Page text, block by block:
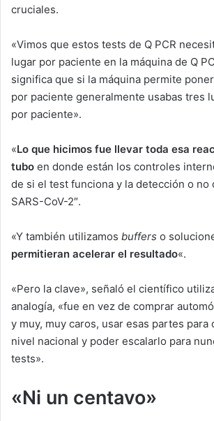
cruciales.
«Vimos que estos tests de Q PCR
lugar por paciente en la máquina de Q
significa que si la máquina permite
por paciente generalmente usabas tres
por paciente».
«Lo que hicimos fue llevar toda esa
tubo en donde están los controles
de si el test funciona y la detección o no
SARS-CoV-2″.
«Y también utilizamos buffers o
permitieran acelerar el resultado«.
«Pero la clave», señaló el científico
analogía, «fue en vez de comprar
y muy, muy caros, usar esas partes para
nivel nacional y poder escalarlo para
tests».
«Ni un centavo»